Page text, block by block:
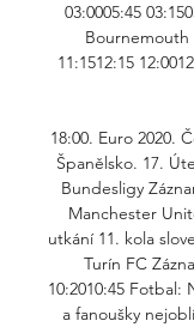
03:0005:45
Bournemouth
11:1512:15
18:00. Euro 2020.
Španělsko. 17.
Bundesligy
Manchester
utkání 11. kola
Turín FC
10:2010:45 Fotbal:
a fanoušky